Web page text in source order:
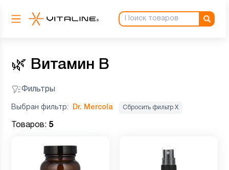
🌿 Витамин B
Фильтры
Выбран фильтр: Dr. Mercola Сбросить фильтр Х
Товаров: 5